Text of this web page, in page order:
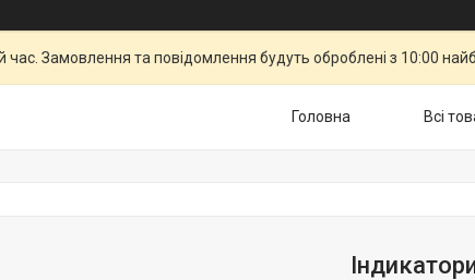
час. Замовлення та повідомлення будуть оброблені з 10:00
Головна Всі